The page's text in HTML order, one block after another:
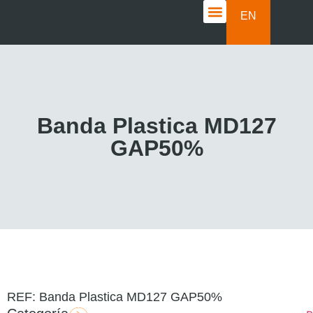
EN
Banda Plastica MD127
GAP50%
REF: Banda Plastica MD127 GAP50%